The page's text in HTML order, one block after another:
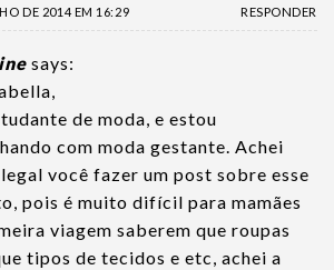
DE 2014 EM 16:29 RESPONDER
says:
de moda, e estou
com moda gestante. Achei
você fazer um post sobre esse
pois é muito difícil para mamães
viagem saberem que roupas
tipos de tecidos e etc, achei a